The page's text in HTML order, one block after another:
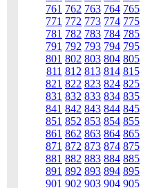
761 762 763 764 765
771 772 773 774 775
781 782 783 784 785
791 792 793 794 795
801 802 803 804 805
811 812 813 814 815
821 822 823 824 825
831 832 833 834 835
841 842 843 844 845
851 852 853 854 855
861 862 863 864 865
871 872 873 874 875
881 882 883 884 885
891 892 893 894 895
901 902 903 904 905